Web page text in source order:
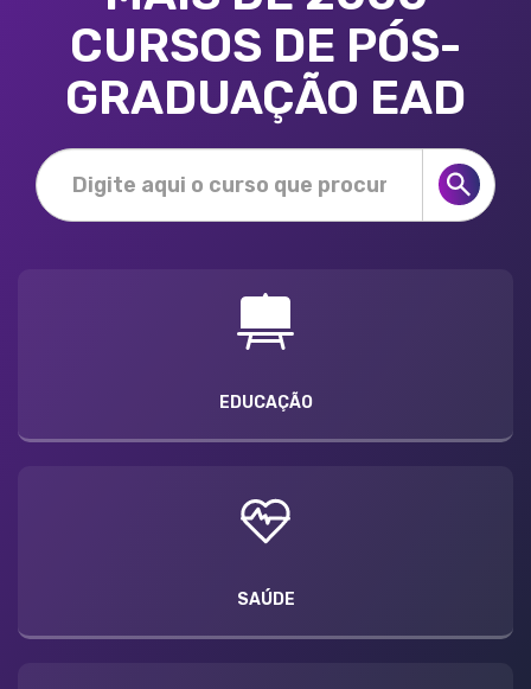
CURSOS DE PÓS-
GRADUAÇÃO EAD
EDUCAÇÃO
SAÚDE